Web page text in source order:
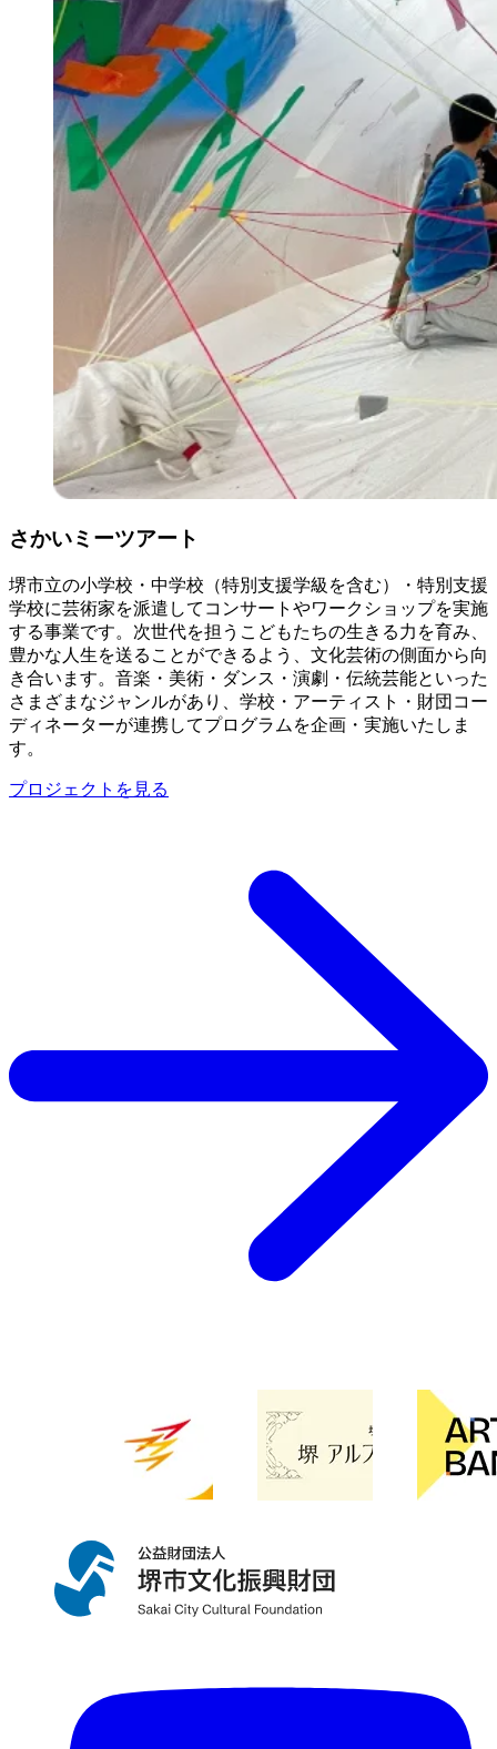
さかいミーツアート
堺市立の小学校・中学校（特別支援学級を含む）・特別支援
学校に芸術家を派遣してコンサートやワークショップを実施
する事業です。次世代を担うこどもたちの生きる力を育み、
豊かな人生を送ることができるよう、文化芸術の側面から向
き合います。音楽・美術・ダンス・演劇・伝統芸能といった
さまざまなジャンルがあり、学校・アーティスト・財団コー
ディネーターが連携してプログラムを企画・実施いたしま
す。
プロジェクトを見る